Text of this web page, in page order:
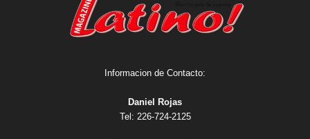
Informacion de Contacto:
Daniel Rojas
Tel: 226-724-2125